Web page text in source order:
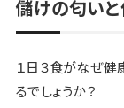
儲けの匂い
１日３食がなぜ健
るでしょうか？